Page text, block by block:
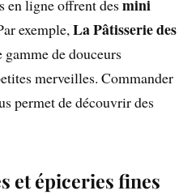
en ligne offrent desmini
exemple,La Pâtisserie des
gamme de douceurs
merveilles. Commander
permet de découvrir des
et épiceries fines